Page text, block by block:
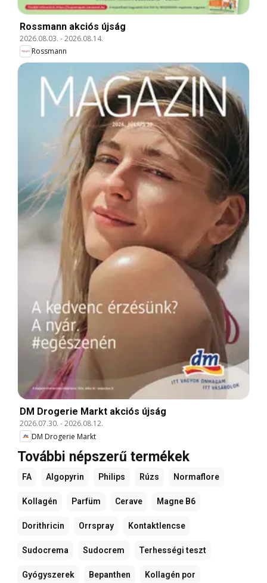
Rossmann akciós újság
2026.08.03. -2026.08.14.
Rossmann
DM Drogerie Markt akciós újság
2026.07.30. -2026.08.12.
DM Drogerie Markt
További népszerű termékek
FA Algopyrin Philips Rúzs Normaflore
Kollagén Parfüm Cerave Magne B6
Dorithricin Orrspray Kontaktlencse
Sudocrema Sudocrem Terhességi teszt
Gyógyszerek Bepanthen Kollagén por